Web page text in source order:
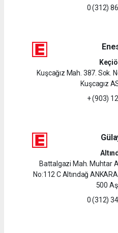
0 (312)
Kuşcağız Mah. 387. Sok.
Kuşcagız
+ (903)
Battalgazi Mah. Muhtar
No:112 C Altındağ
500
0 (312)